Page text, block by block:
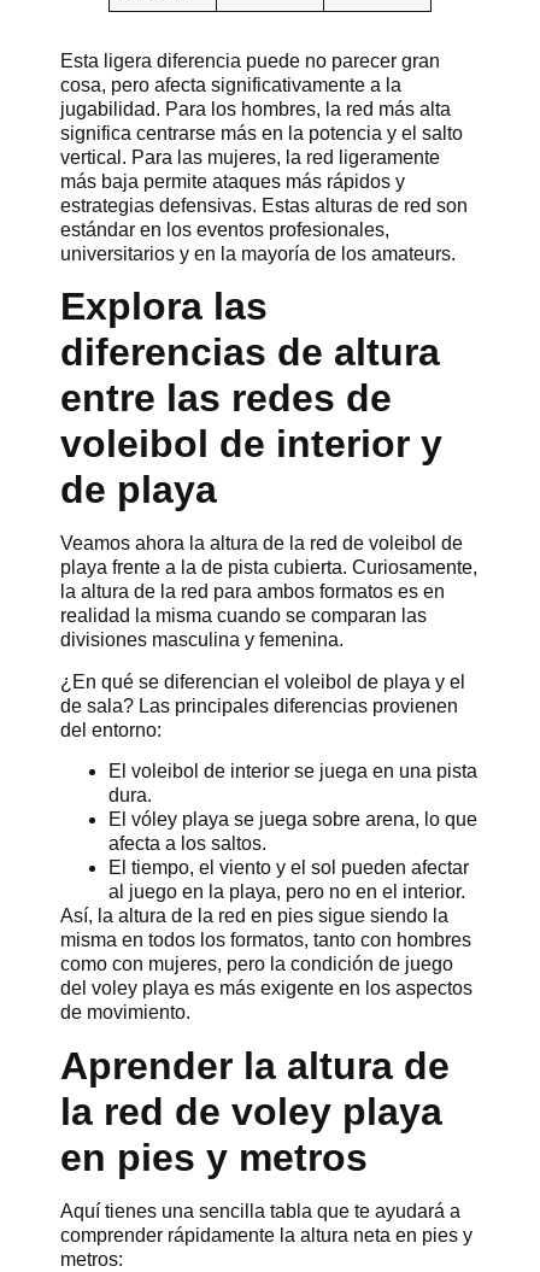
Esta ligera diferencia puede no parecer gran
cosa, pero afecta significativamente a la
jugabilidad. Para los hombres, la red más alta
significa centrarse más en la potencia y el salto
vertical. Para las mujeres, la red ligeramente
más baja permite ataques más rápidos y
estrategias defensivas. Estas alturas de red son
estándar en los eventos profesionales,
universitarios y en la mayoría de los amateurs.
Explora las
diferencias de altura
entre las redes de
voleibol de interior y
de playa
Veamos ahora la altura de la red de voleibol de
playa frente a la de pista cubierta. Curiosamente,
la altura de la red para ambos formatos es en
realidad la misma cuando se comparan las
divisiones masculina y femenina.
¿En qué se diferencian el voleibol de playa y el
de sala? Las principales diferencias provienen
del entorno:
El voleibol de interior se juega en una pista
dura.
El vóley playa se juega sobre arena, lo que
afecta a los saltos.
El tiempo, el viento y el sol pueden afectar
al juego en la playa, pero no en el interior.
Así, la altura de la red en pies sigue siendo la
misma en todos los formatos, tanto con hombres
como con mujeres, pero la condición de juego
del voley playa es más exigente en los aspectos
de movimiento.
Aprender la altura de
la red de voley playa
en pies y metros
Aquí tienes una sencilla tabla que te ayudará a
comprender rápidamente la altura neta en pies y
metros: